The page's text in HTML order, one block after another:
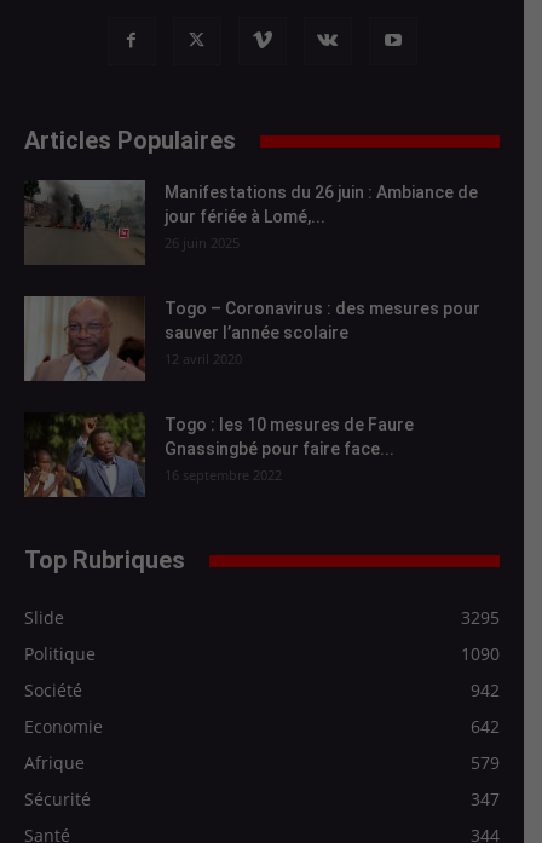
Articles Populaires
Manifestations du 26 juin : Ambiance de
jour fériée à Lomé,...
26 juin 2025
Togo – Coronavirus : des mesures pour
sauver l’année scolaire
12 avril 2020
Togo : les 10 mesures de Faure
Gnassingbé pour faire face...
16 septembre 2022
Top Rubriques
Slide
3295
Politique
1090
Société
942
Economie
642
Afrique
579
Sécurité
347
Santé
344